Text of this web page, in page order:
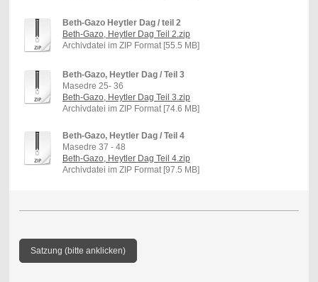
Beth-Gazo Heytler Dag / teil 2
Beth-Gazo, Heytler Dag Teil 2.zip
Archivdatei im ZIP Format [55.5 MB]
Beth-Gazo, Heytler Dag / Teil 3
Masedre 25- 36
Beth-Gazo, Heytler Dag Teil 3.zip
Archivdatei im ZIP Format [74.6 MB]
Beth-Gazo, Heytler Dag / Teil 4
Masedre 37 - 48
Beth-Gazo, Heytler Dag Teil 4.zip
Archivdatei im ZIP Format [97.5 MB]
Satzung (bitte anklicken)